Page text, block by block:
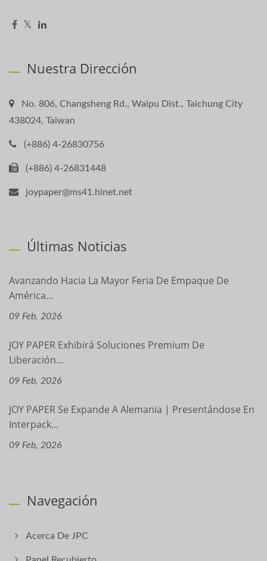
Nuestra Dirección
No. 806, Changsheng Rd., Waipu Dist., Taichung City
438024, Taiwan
(+886) 4-26830756
(+886) 4-26831448
joypaper@ms41.hinet.net
Últimas Noticias
Avanzando Hacia La Mayor Feria De Empaque De
América...
09 Feb, 2026
JOY PAPER Exhibirá Soluciones Premium De
Liberación...
09 Feb, 2026
JOY PAPER Se Expande A Alemania | Presentándose En
Interpack...
09 Feb, 2026
Navegación
Acerca De JPC